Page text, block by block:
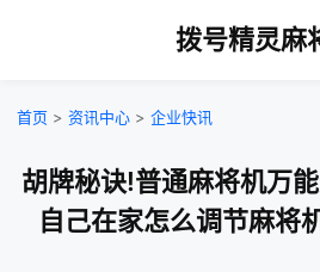
拨号精灵麻
首页 > 资讯中心 > 企业快讯
胡牌秘诀!普通麻将机万能
自己在家怎么调节麻将